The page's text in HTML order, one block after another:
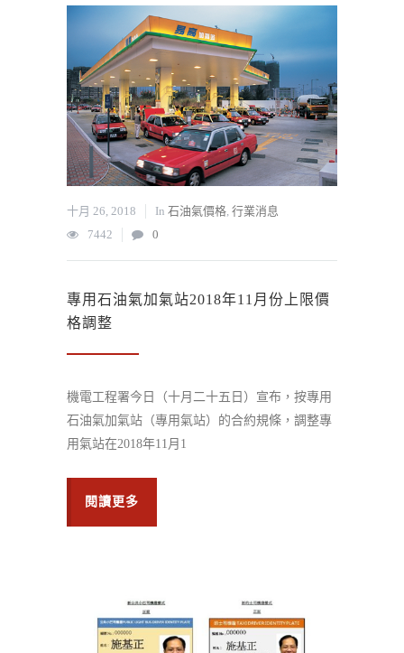
十月 26, 2018 In 石油氣價格 行業消息
7442
0
專用石油氣加氣站2018年11月份上限價
格調整
機電工程署今日（十月二十五日）宣布，按專用
石油氣加氣站（專用氣站）的合約規條，調整專
用氣站在2018年11月1
閱讀更多